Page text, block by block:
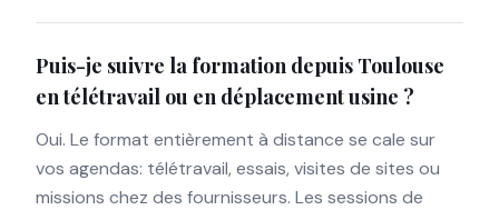
Puis-je suivre la formation depuis Toulouse
en télétravail ou en déplacement usine ?
Oui. Le format entièrement à distance se cale sur
vos agendas: télétravail, essais, visites de sites ou
missions chez des fournisseurs. Les sessions de